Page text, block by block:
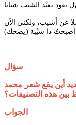
بعيْد الشيب شبانا
عن أشيب، ولكني الآن
سؤال
أين يقع شعر محمد
بين هذه التصنيفات؟
الجواب